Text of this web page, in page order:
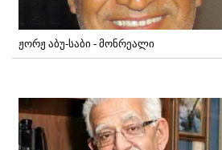
ჟორჟ აბუ-საბი - მონრეალი